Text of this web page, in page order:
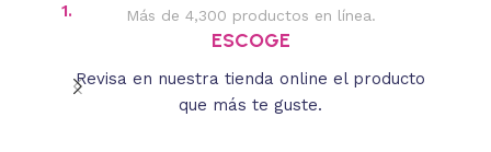
1. Más de 4,300 productos en línea.
ESCOGE
Revisa en nuestra tienda online el producto
que más te guste.